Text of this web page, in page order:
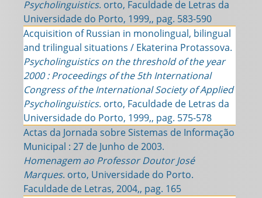
Psycholinguistics. orto, Faculdade de Letras da
Universidade do Porto, 1999,, pag. 583-590
Acquisition of Russian in monolingual, bilingual
and trilingual situations / Ekaterina Protassova.
Psycholinguistics on the threshold of the year
2000 : Proceedings of the 5th International
Congress of the International Society of Applied
Psycholinguistics. orto, Faculdade de Letras da
Universidade do Porto, 1999,, pag. 575-578
Actas da Jornada sobre Sistemas de Informação
Municipal : 27 de Junho de 2003.
Homenagem ao Professor Doutor José
Marques. orto, Universidade do Porto.
Faculdade de Letras, 2004,, pag. 165